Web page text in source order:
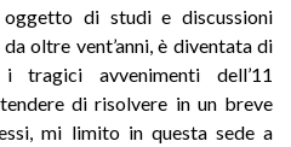
oggetto di studi e discussioni
oltre vent’anni, è diventata di
tragici avvenimenti dell’11
di risolvere in un breve
mi limito in questa sede a